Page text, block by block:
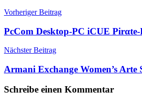
Beitragsnavigation
Vorheriger Beitrag
PcCom Desktop-PC iCUE
Nächster Beitrag
Armani Exchange Women’s
Schreibe einen Kommentar